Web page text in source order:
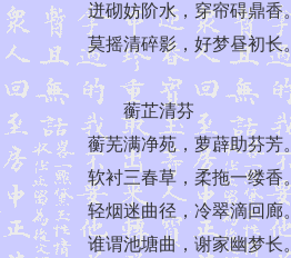
迸砌妨阶水，穿帘碍鼎香。
莫摇清碎影，好梦昼初长。
蘅芷清芬
蘅芜满净苑，萝薜助芬芳
软衬三春草，柔拖一缕香。
轻烟迷曲径，冷翠滴回廊。
谁谓池塘曲，谢家幽梦长